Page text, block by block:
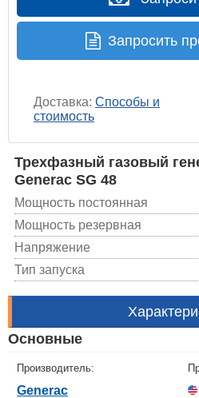
Запросить
Доставка: Способы и
стоимость
Трехфазный газовый
Generac SG 48
Мощность постоянная
Мощность резервная
Напряжение
Тип запуска
Основные
Производитель:
Generac